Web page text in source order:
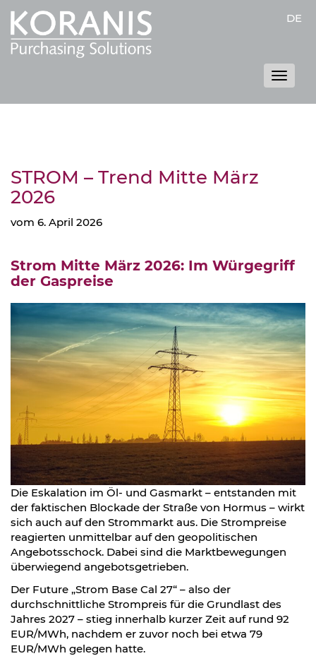
DE
Toggle
STROM – Trend Mitte März
2026
vom 6. April 2026
Strom Mitte März 2026: Im Würgegriff
der Gaspreise
Die Eskalation im Öl- und Gasmarkt – entstanden mit
der faktischen Blockade der Straße von Hormus – wirkt
sich auch auf den Strommarkt aus. Die Strompreise
reagierten unmittelbar auf den geopolitischen
Angebotsschock. Dabei sind die Marktbewegungen
überwiegend angebotsgetrieben.
Der Future „Strom Base Cal 27“ – also der
durchschnittliche Strompreis für die Grundlast des
Jahres 2027 – stieg innerhalb kurzer Zeit auf rund 92
EUR/MWh, nachdem er zuvor noch bei etwa 79
EUR/MWh gelegen hatte.